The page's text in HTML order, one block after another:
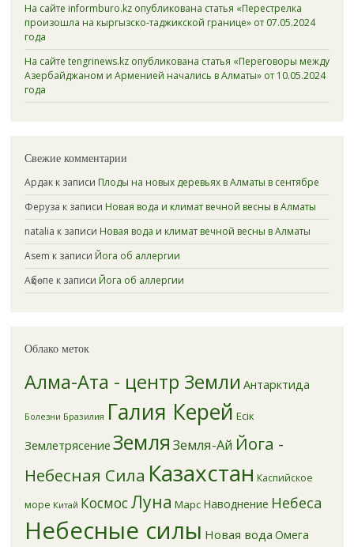
На сайте informburo.kz опубликована статья «Перестрелка
произошла на кыргызско-таджикской границе» от 07.05.2024
года
На сайте tengrinews.kz опубликована статья «Переговоры между
Азербайджаном и Арменией начались в Алматы» от 10.05.2024
года
Свежие комментарии
Ардакк записи Плоды на новых деревьях в Алматы в сентябре
Феруза к записи Новая вода и климат вечной весны в Алматы
natalia к записи Новая вода и климат вечной весны в Алматы
Asem к записи Йога об аллергии
Ақбөпе к записи Йога об аллергии
Облако меток
Алма-Ата - центр Земли Антарктида
Болезни Бразилия Галия Керей Есік
Землетрясение Земля Земля-Ай Йога -
Небесная Сила Казахстан Каспийское
море Китай КосмосЛуна Марс Наводнение Небеса
Небесные силы Новая вода Омега